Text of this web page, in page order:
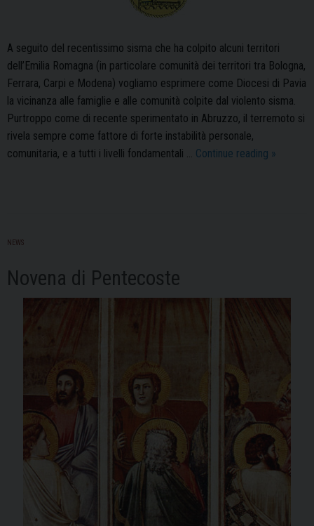
A seguito del recentissimo sisma che ha colpito alcuni territori
dell’Emilia Romagna (in particolare comunità dei territori tra Bologna,
Ferrara, Carpi e Modena) vogliamo esprimere come Diocesi di Pavia
la vicinanza alle famiglie e alle comunità colpite dal violento sisma.
Purtroppo come di recente sperimentato in Abruzzo, il terremoto si
rivela sempre come fattore di forte instabilità personale,
comunitaria, e a tutti i livelli fondamentali … Continue reading »
NEWS
Novena di Pentecoste